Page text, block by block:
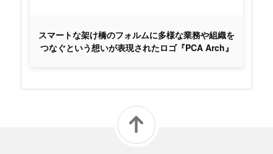
スマートな架け橋のフォルムに多様な業務や組織を
つなぐという想いが表現されたロゴ『PCA Arch』